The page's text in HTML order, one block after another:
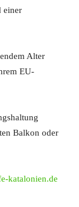
einer
Alter
EU-
Balkon oder
katalonien.de